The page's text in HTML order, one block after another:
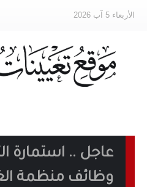
الأربعاء 5 آب 2026
عاجل .. استمارة
وظائف منظمة